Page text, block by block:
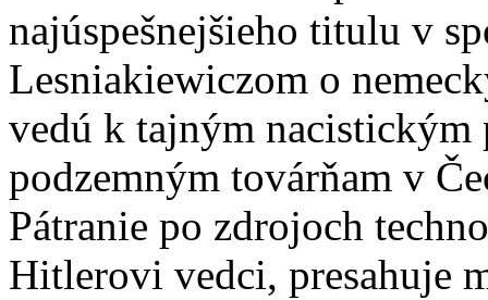
najúspešnejšieho titulu v
Lesniakiewiczom o
vedú k tajným
podzemným továrňam v
Pátranie po zdrojoch
Hitlerovi vedci, presahuje